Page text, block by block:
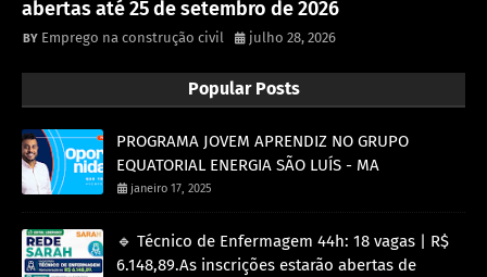
abertas até 25 de setembro de 2026
Emprego na construção civil julho 28, 2026
Popular Posts
PROGRAMA JOVEM APRENDIZ NO GRUPO
EQUATORIAL ENERGIA SÃO LUÍS - MA
janeiro 17, 2025
🔹 Técnico de Enfermagem 44h: 18 vagas | R$
6.148,89.As inscrições estarão abertas de